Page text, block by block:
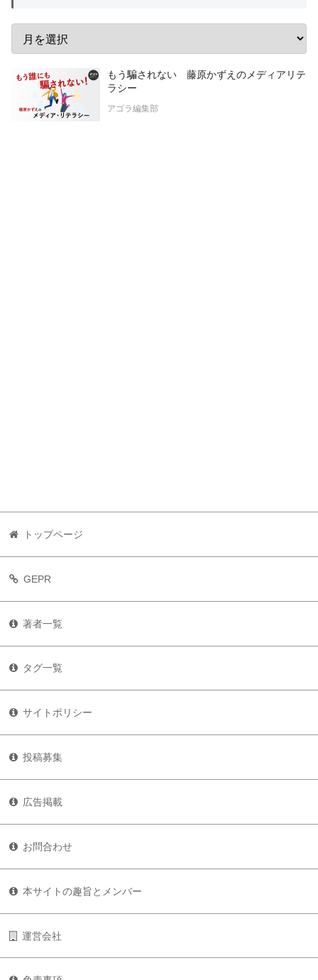
もう騙されない 藤原かずえのメディアリテ
ラシー
アゴラ編集部
トップページ
GEPR
著者一覧
タグ一覧
サイトポリシー
投稿募集
広告掲載
お問合わせ
本サイトの趣旨とメンバー
運営会社